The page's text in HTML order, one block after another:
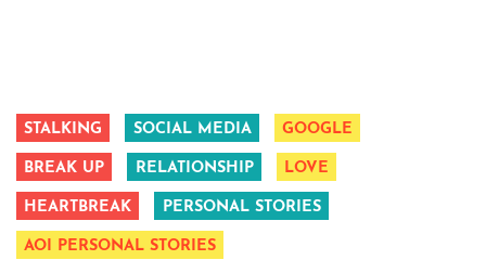
STALKING SOCIAL MEDIA GOOGLE
BREAK UP RELATIONSHIP LOVE
HEARTBREAK PERSONAL STORIES
AOI PERSONAL STORIES